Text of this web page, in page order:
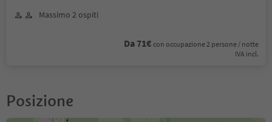
Massimo 2 ospiti
Da 71€ con occupazione 2 persone / notte
IVA incl.
Posizione